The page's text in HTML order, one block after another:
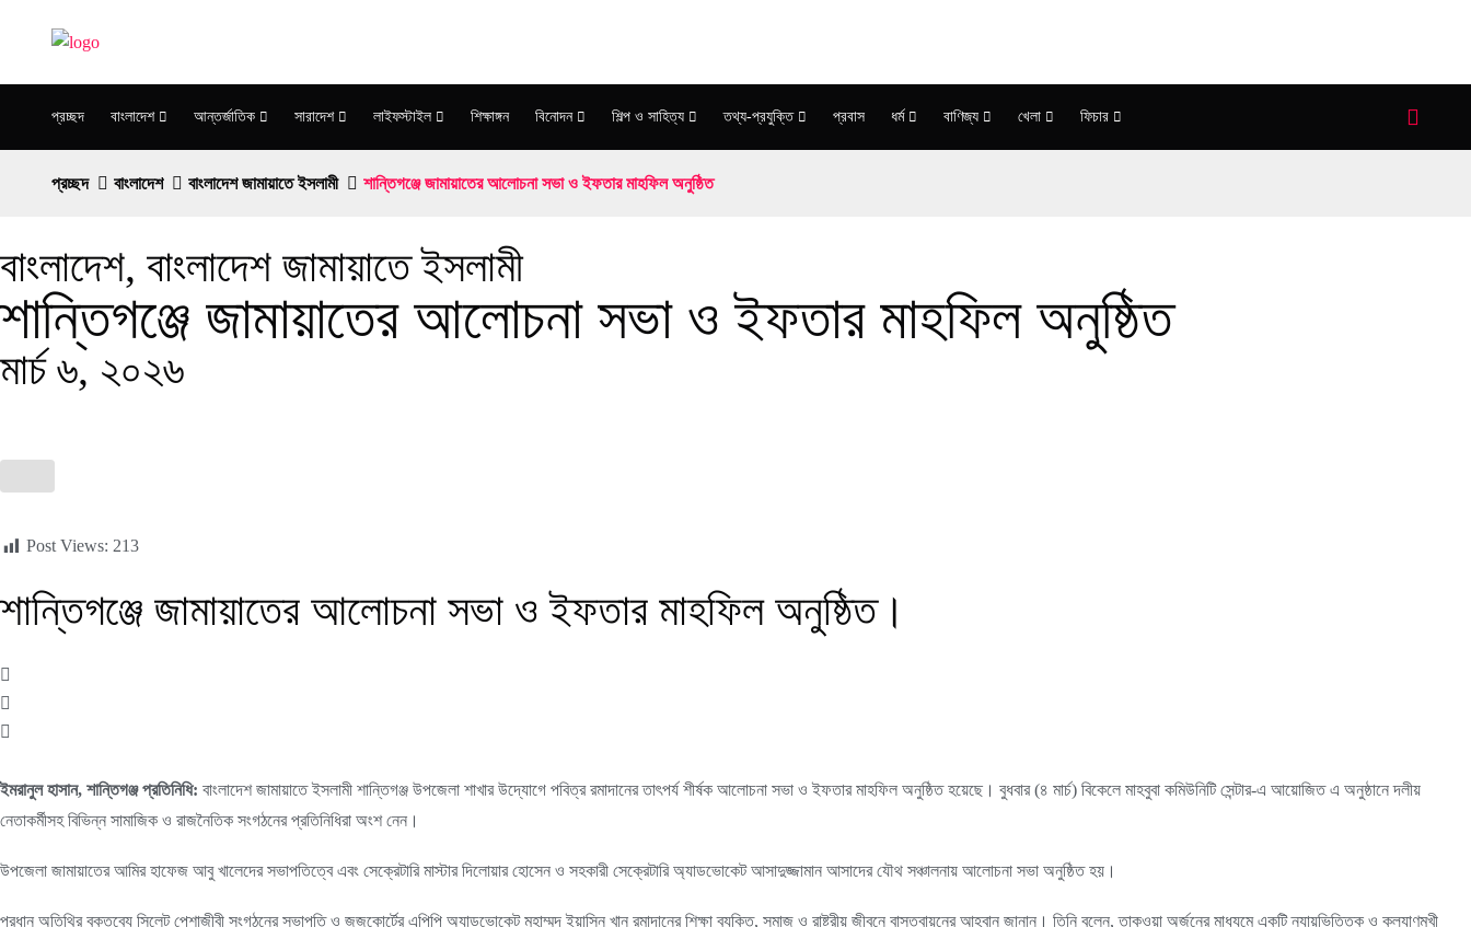
প্রচ্ছদ বাংলাদেশ আন্তর্জাতিক সারাদেশ লাইফস্টাইল শিক্ষাঙ্গন বিনোদন শিল্প ও সাহিত্য তথ্য-প্রযুক্তি প্রবাস ধর্ম বাণিজ্য খেলা ফিচার
প্রচ্ছদ বাংলাদেশ বাংলাদেশ জামায়াতে ইসলামী শান্তিগঞ্জে জামায়াতের আলোচনা সভা ও ইফতার মাহফিল অনুষ্ঠিত
বাংলাদেশ, বাংলাদেশ জামায়াতে ইসলামী
শান্তিগঞ্জে জামায়াতের আলোচনা সভা ও ইফতার মাহফিল অনুষ্ঠিত
মার্চ ৬, ২০২৬
Post Views: 213
শান্তিগঞ্জে জামায়াতের আলোচনা সভা ও ইফতার মাহফিল অনুষ্ঠিত।
ইমরানুল হাসান, শান্তিগঞ্জ প্রতিনিধি: বাংলাদেশ জামায়াতে ইসলামী শান্তিগঞ্জ উপজেলা শাখার উদ্যোগে পবিত্র রমাদানের তাৎপর্য শীর্ষক আলোচনা সভা ও ইফতার মাহফিল অনুষ্ঠিত হয়েছে। বুধবার (৪ মার্চ) বিকেলে মাহবুবা কমিউনিটি সেন্টার-এ আয়োজিত এ অনুষ্ঠানে দলীয়
নেতাকর্মীসহ বিভিন্ন সামাজিক ও রাজনৈতিক সংগঠনের প্রতিনিধিরা অংশ নেন।
উপজেলা জামায়াতের আমির হাফেজ আবু খালেদের সভাপতিত্বে এবং সেক্রেটারি মাস্টার দিলোয়ার হোসেন ও সহকারী সেক্রেটারি অ্যাডভোকেট আসাদুজ্জামান আসাদের যৌথ সঞ্চালনায় আলোচনা সভা অনুষ্ঠিত হয়।
প্রধান অতিথির বক্তব্যে সিলেট পেশাজীবী সংগঠনের সভাপতি ও জজকোর্টের এপিপি অ্যাডভোকেট মুহাম্মদ ইয়াসিন খান রমাদানের শিক্ষা ব্যক্তি, সমাজ ও রাষ্ট্রীয় জীবনে বাস্তবায়নের আহ্বান জানান। তিনি বলেন, তাকওয়া অর্জনের মাধ্যমে একটি ন্যায়ভিত্তিক ও কল্যাণমুখী